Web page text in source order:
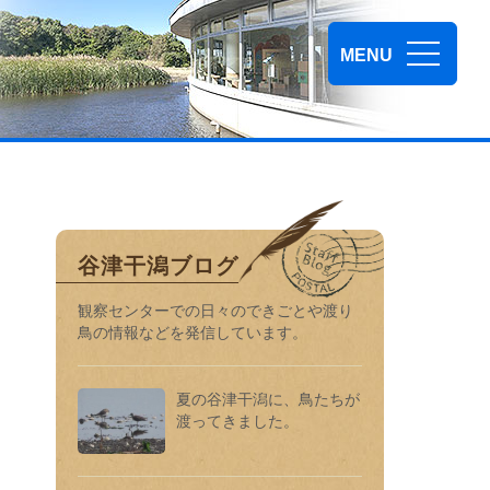
MENU
谷津干潟ブログ
観察センターでの⽇々のできごとや渡り
⿃の情報などを発信しています。
夏の谷津干潟に、鳥たちが
渡ってきました。